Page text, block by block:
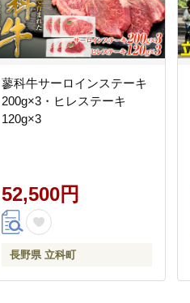
蓼科牛サーロインステーキ
200g×3・ヒレステーキ
120g×3
52,500円
長野県 立科町